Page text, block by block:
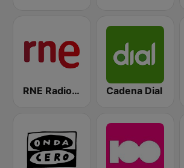
RNE Radio Nacional Cadena Dial